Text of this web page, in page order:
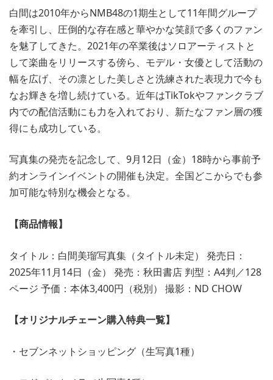
白間は2010年からNMB48の1期生として11年間グループ
を牽引し、圧倒的な存在感と華やかな笑顔で多くのファン
を魅了してきた。2021年の卒業後はソロアーティストと
して楽曲をリリースする傍ら、モデル・女優として活動の
幅を広げ、その凛とした美しさと洗練された表現力で今も
なお輝きを増し続けている。近年はTikTokやファンクラブ
内での配信活動にも力を入れており、新たなファン層の獲
得にも成功している。
写真集の発売を記念して、9月12日（金）18時から事前予
約オンラインイベントの開催も決定。全国どこからでも参
加可能な特別な機会となる。
【商品情報】
タイトル：白間美瑠写真集（タイトル未定） 発売日：
2025年11月14日（金） 発売：秋田書店 判型：A4判／128
ページ 予価：本体3,400円（税別） 撮影：ND CHOW
【オリジナルチェーン購入特典一覧】
・セブンネットショッピング（生写真1種）